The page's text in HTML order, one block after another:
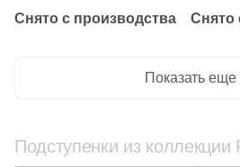
Снято с производства
Снято
Показать еще
Подступенки из коллекции